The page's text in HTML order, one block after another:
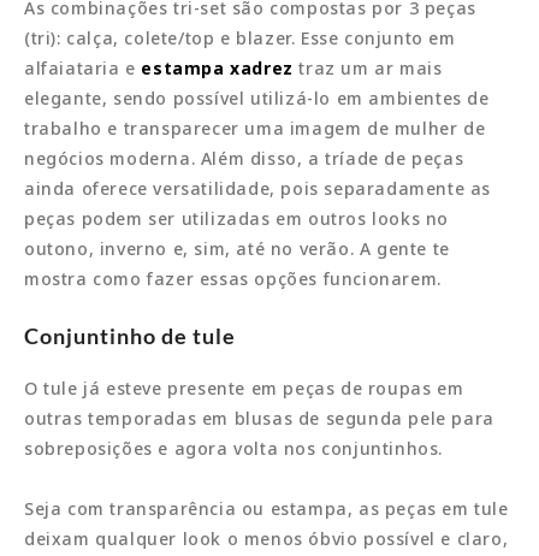
As combinações tri-set são compostas por 3 peças
(tri): calça, colete/top e blazer. Esse conjunto em
alfaiataria e estampa xadrez traz um ar mais
elegante, sendo possível utilizá-lo em ambientes de
trabalho e transparecer uma imagem de mulher de
negócios moderna. Além disso, a tríade de peças
ainda oferece versatilidade, pois separadamente as
peças podem ser utilizadas em outros looks no
outono, inverno e, sim, até no verão. A gente te
mostra como fazer essas opções funcionarem.
Conjuntinho de tule
O tule já esteve presente em peças de roupas em
outras temporadas em blusas de segunda pele para
sobreposições e agora volta nos conjuntinhos.
Seja com transparência ou estampa, as peças em tule
deixam qualquer look o menos óbvio possível e claro,